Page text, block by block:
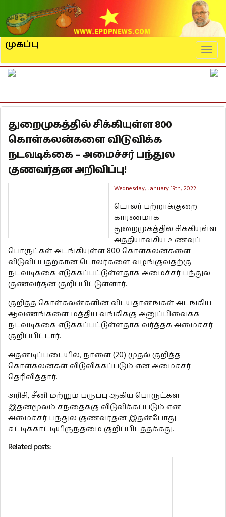
முகப்பு
துறைமுகத்தில் சிக்கியுள்ள 800
கொள்கலன்களை விடுவிக்க
நடவடிக்கை – அமைச்சர் பந்துல
குணவர்தன அறிவிப்பு!
Wednesday, January 19th, 2022
டொலர் பற்றாக்குறை
காரணமாக
துறைமுகத்தில் சிக்கியுள்ள
அத்தியாவசிய உணவுப்
பொருட்கள் அடங்கியுள்ள 800 கொள்கலன்களை
விடுவிப்பதற்கான டொலர்களை வழங்குவதற்கு
நடவடிக்கை எடுக்கப்பட்டுள்ளதாக அமைச்சர் பந்துல
குணவர்தன குறிப்பிட்டுள்ளார்.
குறித்த கொள்கலன்களின் விடயதானங்கள் அடங்கிய
ஆவணங்களை மத்திய வங்கிக்கு அனுப்பிவைக்க
நடவடிக்கை எடுக்கப்பட்டுள்ளதாக வர்த்தக அமைச்சர்
குறிப்பிட்டார்.
அதனடிப்படையில், நாளை (20) முதல் குறித்த
கொள்கலன்கள் விடுவிக்கப்படும் என அமைச்சர்
தெரிவித்தார்.
அரிசி, சீனி மற்றும் பருப்பு ஆகிய பொருட்கள்
இதன்மூலம் சந்தைக்கு விடுவிக்கப்படும் என
அமைச்சர் பந்துல குணவர்தன இதன்போது
சுட்டிக்காட்டியிருந்தமை குறிப்பிடத்தக்கது.
Related posts: